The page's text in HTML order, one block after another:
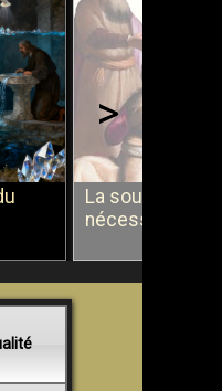
La soumission
nécessité du
>